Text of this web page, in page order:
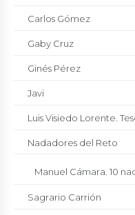
Carlos Gómez
Gaby Cruz
Ginés Pérez
Javi
Luis Visiedo Lorente.
Nadadores del Reto
Manuel Cámara. 10
Sagrario Carrión